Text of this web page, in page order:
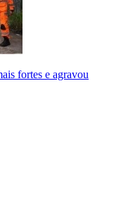
fortes e agravou